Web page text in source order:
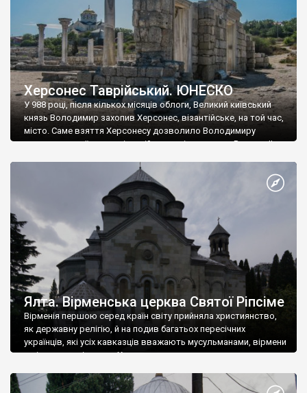
Херсонес Таврійський. ЮНЕСКО
У 988 році, після кількох місяців облоги, Великий київський
князь Володимир захопив Херсонес, візантійське, на той час,
місто. Саме взяття Херсонесу дозволило Володимиру
диктувати свої умови візантійському імператору Василю ІІ, та
Херсонесі Володимир-язичник, став Василем-християнином.
А потім було Хрещення Русі. На честь Херсонесу Таврійського
Ялта. Вірменська церква Святої Ріпсіме
Вірменія першою серед країн світу прийняла християнство,
як державну релігію, й на подив багатьох пересічних
українців, які усіх кавказців вважають мусульманами, вірмени
є відданими вірянами Христа